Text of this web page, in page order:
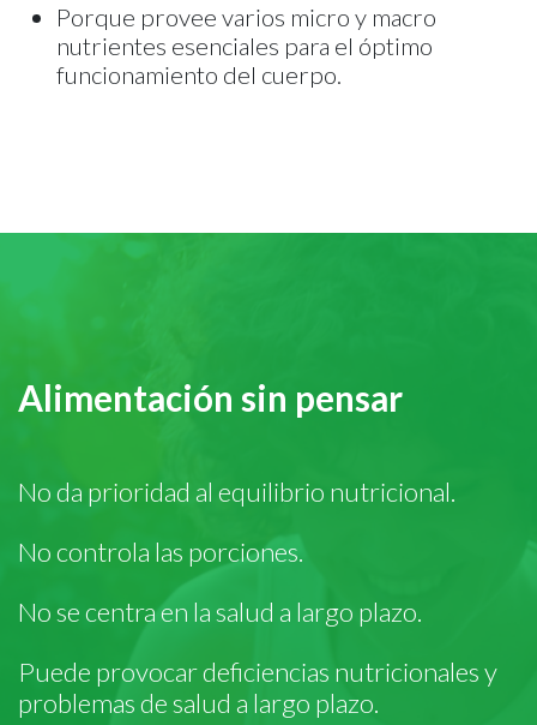
Porque provee varios micro y macro
nutrientes esenciales para el óptimo
funcionamiento del cuerpo.
Alimentación sin pensar
No da prioridad al equilibrio nutricional.
No controla las porciones.
No se centra en la salud a largo plazo.
Puede provocar deficiencias nutricionales y
problemas de salud a largo plazo.